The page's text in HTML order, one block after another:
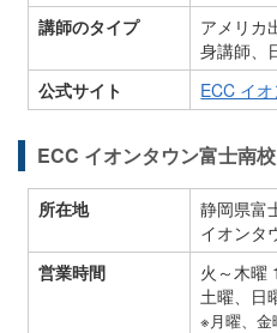
講師のタイプ
アメリカ
身講師、
公式サイト
ECC イ
ECC イオンタウン富士南校
所在地
静岡県富
イオンタ
営業時間
火～木曜
土曜、日
※月曜、金